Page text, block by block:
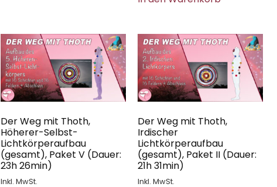
Der Weg mit Thoth,
Höherer-Selbst-
Lichtkörperaufbau
(gesamt), Paket V (Dauer:
23h 26min)
Inkl. MwSt.
Der Weg mit Thoth,
Irdischer
Lichtkörperaufbau
(gesamt), Paket II (Dauer:
21h 31min)
Inkl. MwSt.